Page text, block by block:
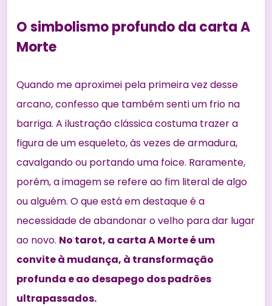
O simbolismo profundo da carta A
Morte
Quando me aproximei pela primeira vez desse
arcano, confesso que também senti um frio na
barriga. A ilustração clássica costuma trazer a
figura de um esqueleto, às vezes de armadura,
cavalgando ou portando uma foice. Raramente,
porém, a imagem se refere ao fim literal de algo
ou alguém. O que está em destaque é a
necessidade de abandonar o velho para dar lugar
ao novo. No tarot, a carta A Morte é um
convite à mudança, à transformação
profunda e ao desapego dos padrões
ultrapassados.